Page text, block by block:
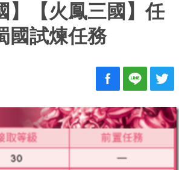
】【火鳳三國】任
國試煉任務